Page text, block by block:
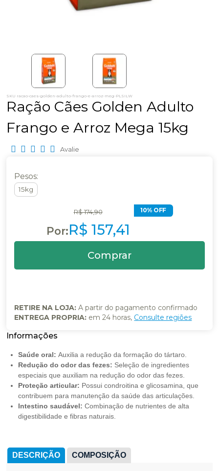
SKU racao-caes-golden-adulto-frango-e-arroz-meg-PLSILW
Ração Cães Golden Adulto
Frango e Arroz Mega 15kg
Avalie
Saúde oral: Auxilia a redução da formação do tártaro.
Redução do odor das fezes: Seleção de ingredientes
especiais que auxiliam na redução do odor das fezes.
Proteção articular: Possui condroitina e glicosamina, que
contribuem para manutenção da saúde das articulações.
Intestino saudável: Combinação de nutrientes de alta
digestibilidade e fibras naturais.
Pesos:
15kg
R$ 174,90
R$ 157,41
10% OFF
RETIRE NA LOJA: A partir do pagamento confirmado
ENTREGA PROPRIA: em 24 horas, Consulte regiões
DESCRIÇÃO COMPOSIÇÃO